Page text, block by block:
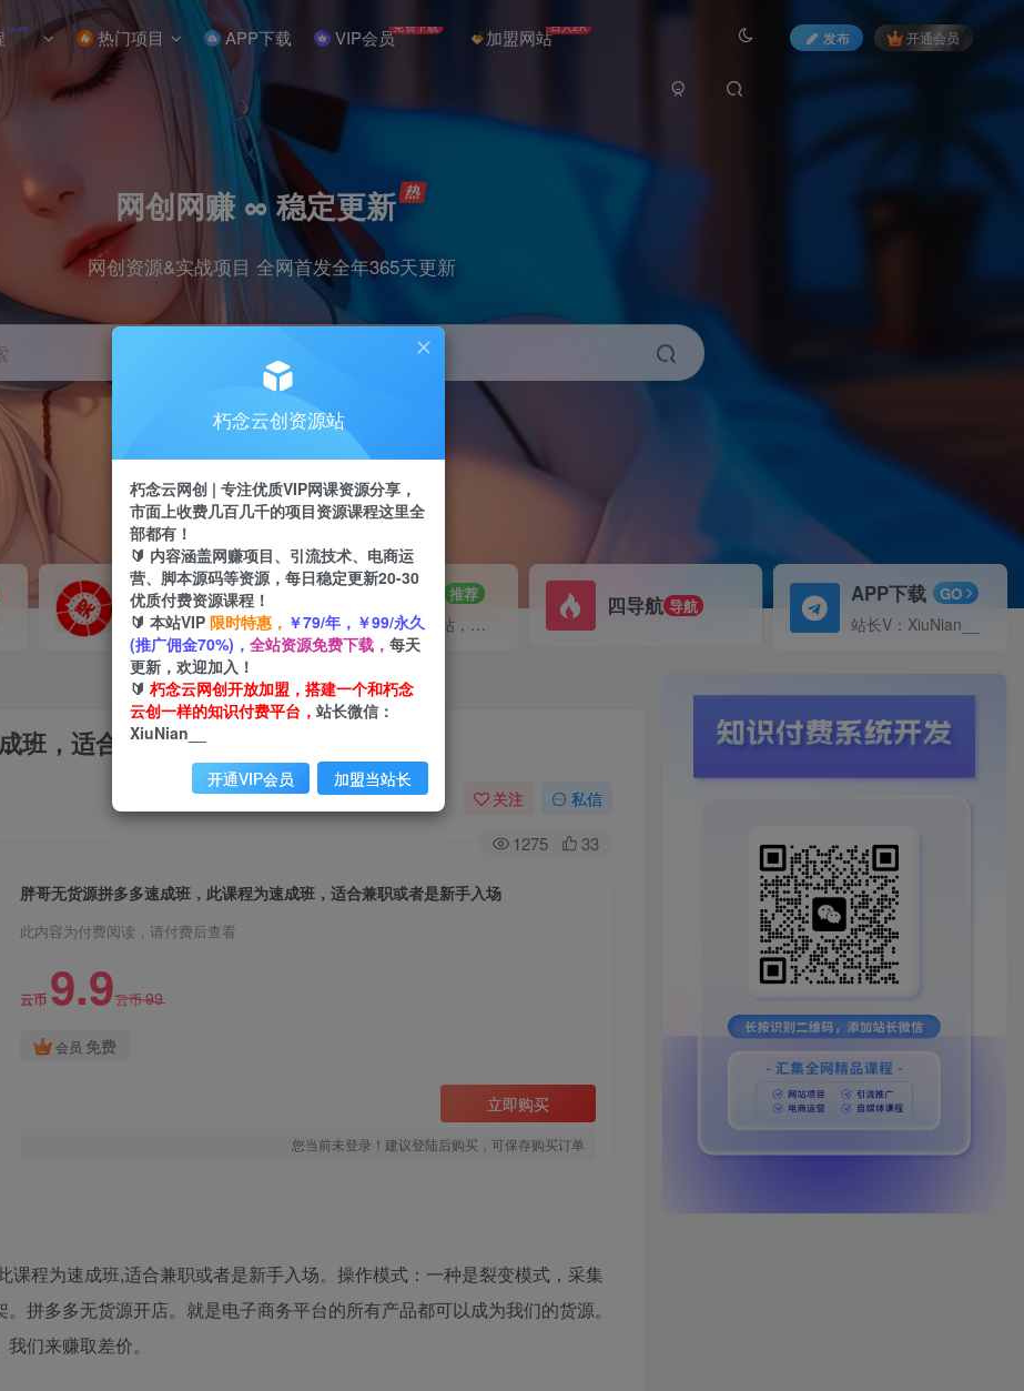
NEW 热门项目 APP下载 VIP会员免费下载 加盟网站日入2K
发布 开通会员
网创网赚 ∞ 稳定更新
网创资源&实战项目 全网首发全年365天更新
小红书 挂机 快手
VIP推广
70%分佣
会员专属推广链接
招募站长 推荐
搭建同款网站，自己当老板
四导航 导航 APP下载 GO
站长V：XiuNian__
，适合兼职或者是新手入场
关注 私信
1275 33
胖哥无货源拼多多速成班，此课程为速成班，适合兼职或者是新手入场
此内容为付费阅读，请付费后查看
云币 9.9云币99
会员 免费
立即购买
您当前未登录！建议登陆后购买，可保存购买订单
程为速成班,适合兼职或者是新手入场。操作模式：一种是裂变模式，采集
拼多多无货源开店。就是电子商务平台的所有产品都可以成为我们的货源。
们来赚取差价。
朽念云创资源站
朽念云网创 | 专注优质VIP网课资源分享，
市面上收费几百几千的项目资源课程这里全
部都有！
🔰 内容涵盖网赚项目、引流技术、电商运
营、脚本源码等资源，每日稳定更新20-30
优质付费资源课程！
🔰 本站VIP 限时特惠， ￥79/年，￥99/永久
(推广佣金70%)， 全站资源免费下载， 每天
更新，欢迎加入！
🔰 朽念云网创开放加盟，搭建一个和朽念
云创一样的知识付费平台， 站长微信：
XiuNian__
开通VIP会员 加盟当站长